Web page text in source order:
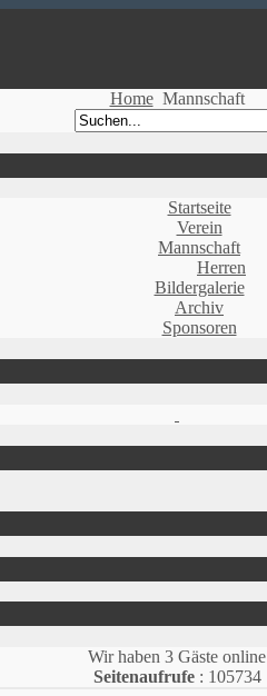
Home Mannschaft
Startseite
Verein
Mannschaft
Herren
Bildergalerie
Archiv
Sponsoren
Wir haben 3 Gäste online
Seitenaufrufe: 105734